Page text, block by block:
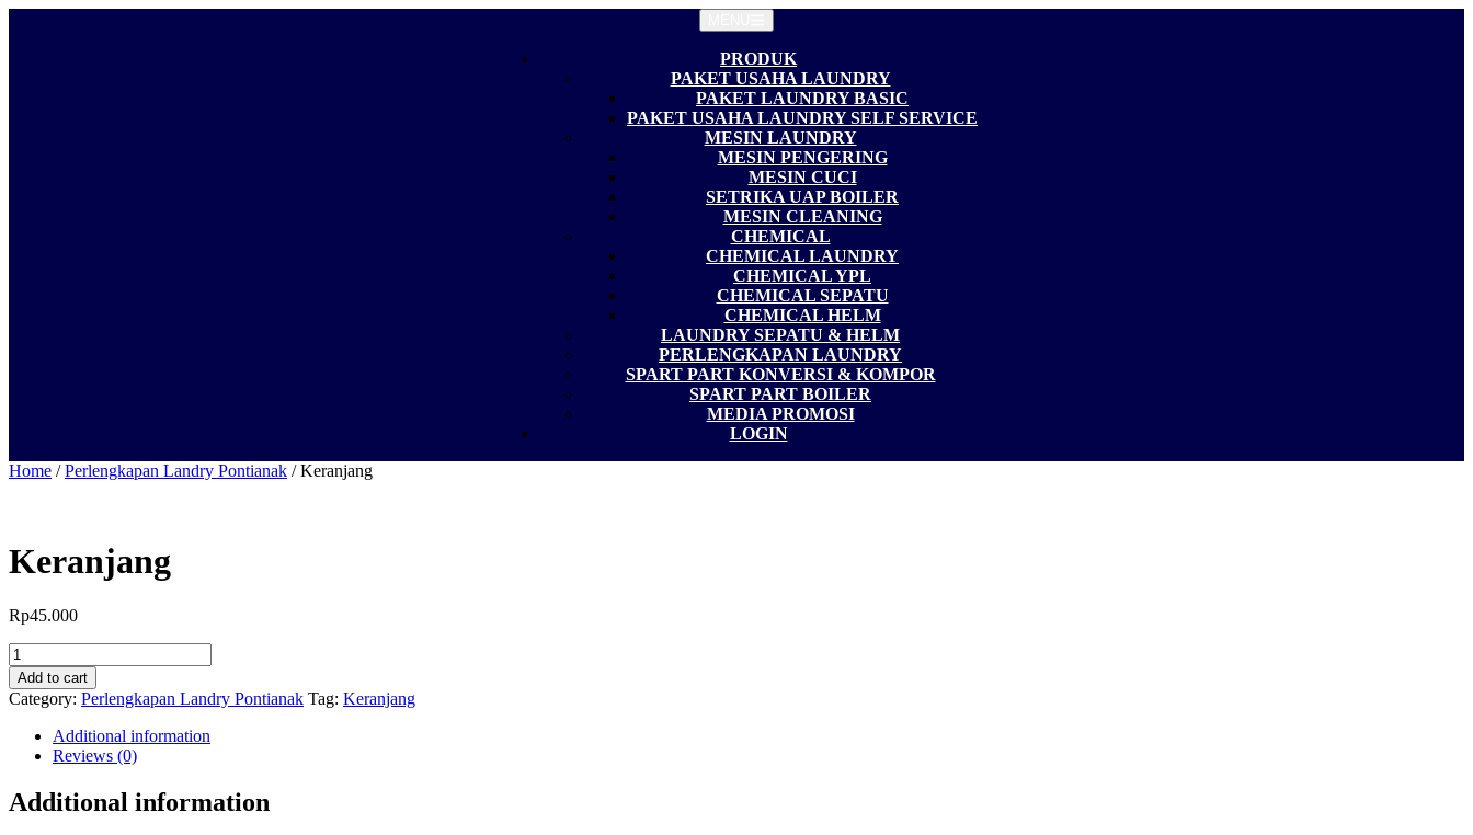
PRODUK
PAKET USAHA LAUNDRY
PAKET LAUNDRY BASIC
PAKET USAHA LAUNDRY SELF SERVICE
MESIN LAUNDRY
MESIN PENGERING
MESIN CUCI
SETRIKA UAP BOILER
MESIN CLEANING
CHEMICAL
CHEMICAL LAUNDRY
CHEMICAL YPL
CHEMICAL SEPATU
CHEMICAL HELM
LAUNDRY SEPATU & HELM
PERLENGKAPAN LAUNDRY
SPART PART KONVERSI & KOMPOR
SPART PART BOILER
MEDIA PROMOSI
LOGIN
Home /Perlengkapan Landry Pontianak / Keranjang
Keranjang
Rp45.000
Keranjang
quantity
Add to cart
Category: Perlengkapan Landry Pontianak Tag: Keranjang
Additional information
Reviews (0)
Additional information